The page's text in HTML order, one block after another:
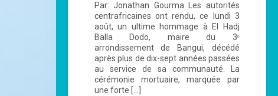
Par: Jonathan Gourma Les autorités
centrafricaines ont rendu, ce lundi 3
août, un ultime hommage à El Hadj
Balla Dodo, maire du 3ᵉ
arrondissement de Bangui, décédé
après plus de dix-sept années passées
au service de sa communauté. La
cérémonie mortuaire, marquée par
une forte […]